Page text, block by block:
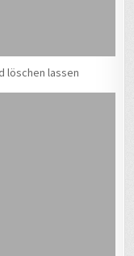
löschen lassen